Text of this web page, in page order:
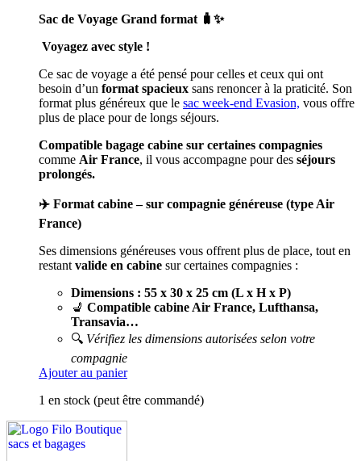
Sac de Voyage Grand format 🧳✨
Voyagez avec style !
Ce sac de voyage a été pensé pour celles et ceux qui ont
besoin d’un format spacieux sans renoncer à la praticité. Son
format plus généreux que le sac week-end Evasion, vous offre
plus de place pour de longs séjours.
Compatible bagage cabine sur certaines compagnies
comme Air France, il vous accompagne pour des séjours
prolongés.
✈️ Format cabine – sur compagnie généreuse (type Air
France)
Ses dimensions généreuses vous offrent plus de place, tout en
restant valide en cabine sur certaines compagnies :
Dimensions : 55 x 30 x 25 cm (L x H x P)
💺 Compatible cabine Air France, Lufthansa,
Transavia…
🔍 Vérifiez les dimensions autorisées selon votre
compagnie
Ajouter au panier
1 en stock (peut être commandé)